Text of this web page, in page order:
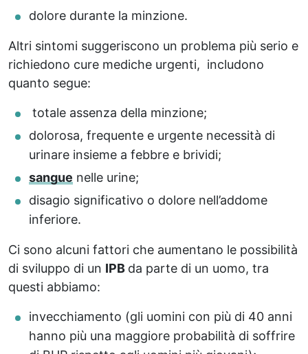
dolore durante la minzione.
Altri sintomi suggeriscono un problema più serio e
richiedono cure mediche urgenti, includono
quanto segue:
totale assenza della minzione;
dolorosa, frequente e urgente necessità di
urinare insieme a febbre e brividi;
sangue nelle urine;
disagio significativo o dolore nell’addome
inferiore.
Ci sono alcuni fattori che aumentano le possibilità
di sviluppo di un IPB da parte di un uomo, tra
questi abbiamo:
invecchiamento (gli uomini con più di 40 anni
hanno più una maggiore probabilità di soffrire